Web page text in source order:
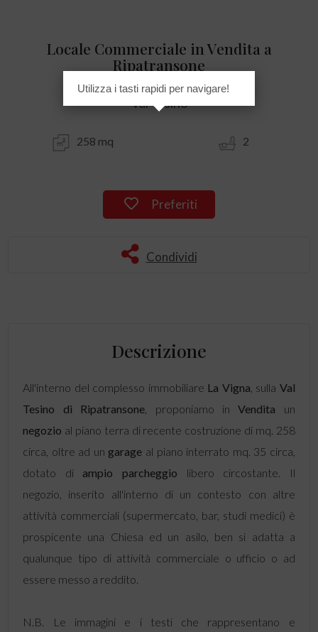
Locale Commerciale in Vendita a
Ripatransone
Val Tesino
258 mq 2
Preferiti
Condividi
Descrizione
All'interno del complesso immobiliare La Vigna , sulla Val
Tesino di
Ripatransone , proponiamo inVendita un
negozio al piano terra di recente costruzione di mq. 258
circa, oltre ad un garage al piano interrato mq. 35 circa,
dotato di ampio parcheggio libero circostante. Il
negozio, inserito all'interno di un contesto con altre
attività commerciali (supermercato, bar, studi medici) è
prospicente una Chiesa ed un asilo, ben si adatta a
qualunque tipo di attività commerciale o ufficio o ad
essere messo a reddito.
N.B. Le immagini e i testi che rappresentano e
Utilizza i tasti rapidi per navigare!